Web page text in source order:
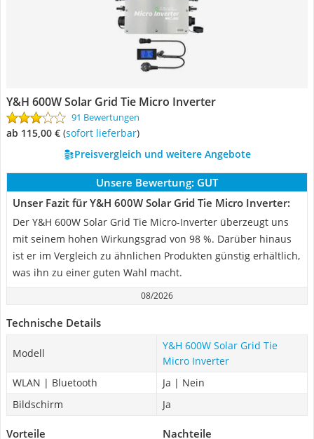
Y&H 600W Solar Grid Tie Micro Inverter
91 Bewertungen
ab 115,00 € ( Sofort lieferbar)
Preisvergleich und weitere Angebote
Unsere Bewertung: GUT
Unser Fazit für Y&H 600W Solar Grid Tie Micro Inverter:
Der Y&H 600W Solar Grid Tie Micro-Inverter überzeugt uns
mit seinem hohen Wirkungsgrad von 98 %. Darüber hinaus
ist er im Vergleich zu ähnlichen Produkten günstig erhältlich,
was ihn zu einer guten Wahl macht.
08/2026
Technische Details
Modell
Y&H 600W Solar Grid Tie
Micro Inverter
WLAN | Bluetooth
Ja | Nein
Bildschirm
Ja
Vorteile Nachteile